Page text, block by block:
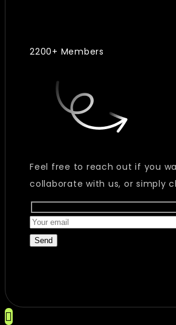
2200+ Members
Feel free to reach out if you
collaborate with us, or simply
Send